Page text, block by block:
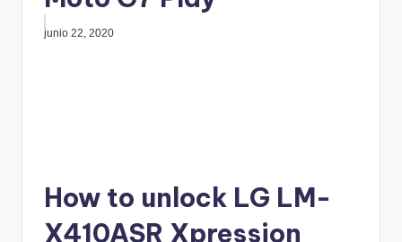
junio 22, 2020
How to unlock LG LM-
X410ASR Xpression